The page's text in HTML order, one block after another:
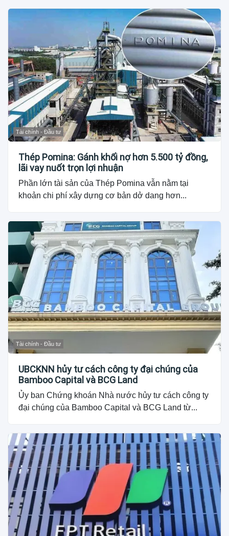
Tài chính - Đầu tư
Thép Pomina: Gánh khối nợ hơn 5.500 tỷ đồng,
lãi vay nuốt trọn lợi nhuận
Phần lớn tài sản của Thép Pomina vẫn nằm tại
khoản chi phí xây dựng cơ bản dở dang hơn...
Tài chính - Đầu tư
UBCKNN hủy tư cách công ty đại chúng của
Bamboo Capital và BCG Land
Ủy ban Chứng khoán Nhà nước hủy tư cách công ty
đại chúng của Bamboo Capital và BCG Land từ...